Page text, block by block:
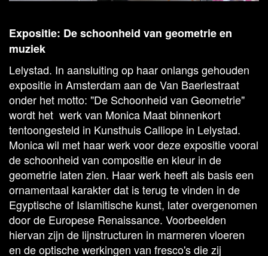
Expositie: De schoonheid van geometrie en
muziek
Lelystad. In aansluiting op haar onlangs gehouden
expositie in Amsterdam aan de Van Baerlestraat
onder het motto: "De Schoonheid van Geometrie"
wordt het werk van Monica Maat binnenkort
tentoongesteld in Kunsthuis Calliope in Lelystad.
Monica wil met haar werk voor deze expositie vooral
de schoonheid van compositie en kleur in de
geometrie laten zien. Haar werk heeft als basis een
ornamentaal karakter dat is terug te vinden in de
Egyptische of Islamitische kunst, later overgenomen
door de Europese Renaissance. Voorbeelden
hiervan zijn de lijnstructuren in marmeren vloeren
en de optische werkingen van fresco's die zij